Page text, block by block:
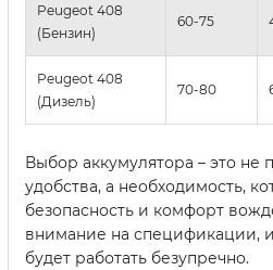
Peugeot 408
(Бензин)
60-75
Peugeot 408
(Дизель)
70-80
Выбор аккумулятора – это не
удобства, а необходимость,
безопасность и комфорт
внимание на спецификации,
будет работать безупречно.